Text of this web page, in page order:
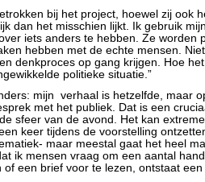
bij het project, hoewel zij ook
dan het misschien lijkt. Ik gebruik
iets anders te hebben. Ze worden
hebben met de echte mensen.
denkproces op gang krijgen. Hoe
politieke situatie.”
mijn verhaal is hetzelfde, maar
met het publiek. Dat is een
sfeer van de avond. Het kan
keer tijdens de voorstelling
maar meestal gaat het heel
ik mensen vraag om een aantal
of een brief voor te lezen, ontstaat een